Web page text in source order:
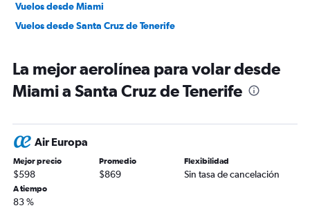
Vuelos desde Miami
Vuelos desde Santa Cruz de Tenerife
La mejor aerolínea para volar desde
Miami a Santa Cruz de Tenerife
Air Europa
Mejor precio
$598
Promedio
$869
Flexibilidad
Sin tasa de cancelación
A tiempo
83 %